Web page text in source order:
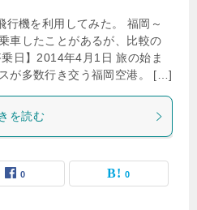
行機を利用してみた。 福岡～
車したことがあるが、比較の
日】2014年4月1日 旅の始ま
が多数行き交う福岡空港。 […]
を読む
0 0